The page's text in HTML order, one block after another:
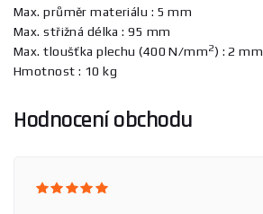
Max. průměr materiálu : 5 mm
Max. střižná délka : 95 mm
Max. tloušťka plechu (400 N/mm2) : 2 mm
Hmotnost : 10 kg
Hodnocení obchodu